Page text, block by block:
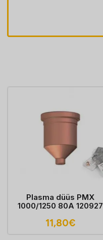
Plasma düüs PMX
1000/1250 80A 120927
11,80€